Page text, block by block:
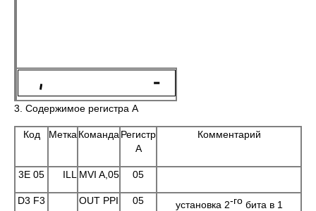
3. Содержимое регистра А
Код Метка Команда Регистр
А
Комментарий
3E 05 ILL MVI A,05 05
D3 F3 OUT PPI 05 установка 2-гобита в 1